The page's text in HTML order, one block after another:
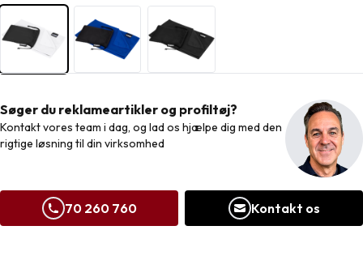
Søger du reklameartikler og profiltøj?
Kontakt vores team i dag, og lad os hjælpe dig med den
rigtige løsning til din virksomhed
70 260 760 Kontakt os